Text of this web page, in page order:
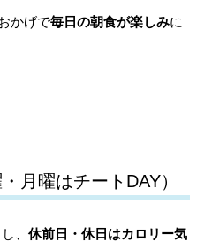
かげで毎日の朝食が楽しみに
月曜はチートDAY）
、 休前日・休日はカロリー気